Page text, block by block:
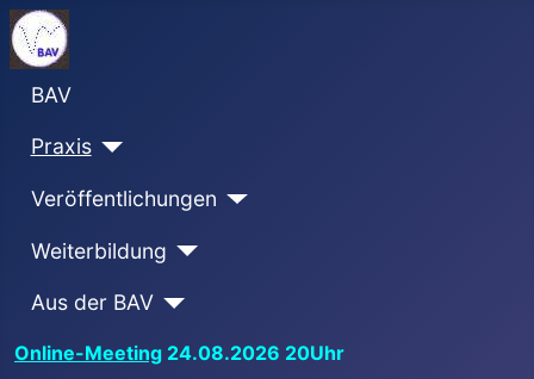
BAV
Praxis
Veröffentlichungen
Weiterbildung
Aus der BAV
Online-Meeting 24.08.2026 20Uhr